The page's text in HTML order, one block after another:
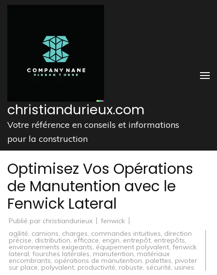
Aller
christiandurieux.com
Votre référence en conseils et informations
pour la construction
Optimisez Vos Opérations
de Manutention avec le
Fenwick Lateral
Publié par christiandurieux
fenwick
agilité, camions, charges, commandes intuitives, direction
précise, distribution, efficace, engin, entrepôt, entrepôts,
environnements exigeants, équipement polyvalent,fenwick
lateral, fourches latérales, manutention,matériaux
encombrants, opérations de manutention, palettes, pivoter
sur place, polyvalent, productivité, robuste,sécurité, usines